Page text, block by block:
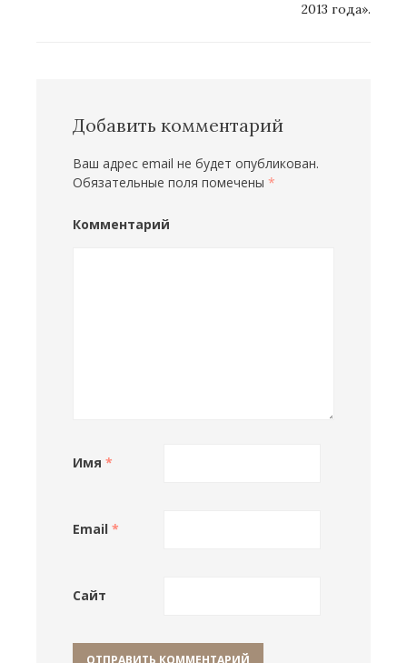
2013 года».
Добавить комментарий
Ваш адрес email не будет опубликован.
Обязательные поля помечены *
Комментарий
Имя *
Email *
Сайт